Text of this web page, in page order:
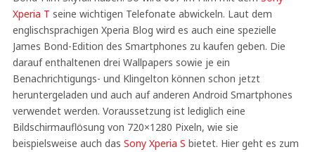
Xperia T seine wichtigen Telefonate abwickeln. Laut dem
englischsprachigen Xperia Blog wird es auch eine spezielle
James Bond-Edition des Smartphones zu kaufen geben. Die
darauf enthaltenen drei Wallpapers sowie je ein
Benachrichtigungs- und Klingelton können schon jetzt
heruntergeladen und auch auf anderen Android Smartphones
verwendet werden. Voraussetzung ist lediglich eine
Bildschirmauflösung von 720×1280 Pixeln, wie sie
beispielsweise auch das Sony Xperia S bietet. Hier geht es zum